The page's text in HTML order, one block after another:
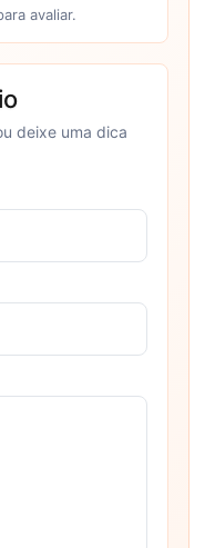
avaliar.
deixe uma dica